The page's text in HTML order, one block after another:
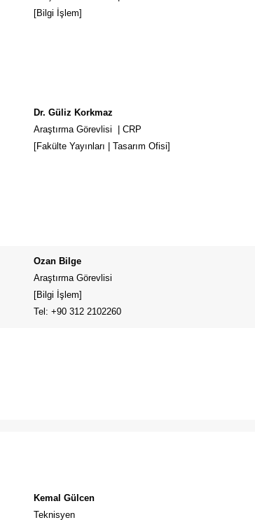
[Bilgi İşlem]
Dr. Güliz Korkmaz
Araştırma Görevlisi | CRP
[Fakülte Yayınları | Tasarım Ofisi]
Ozan Bilge
Araştırma Görevlisi
[Bilgi İşlem]
Tel: +90 312 2102260
Kemal Gülcen
Teknisyen